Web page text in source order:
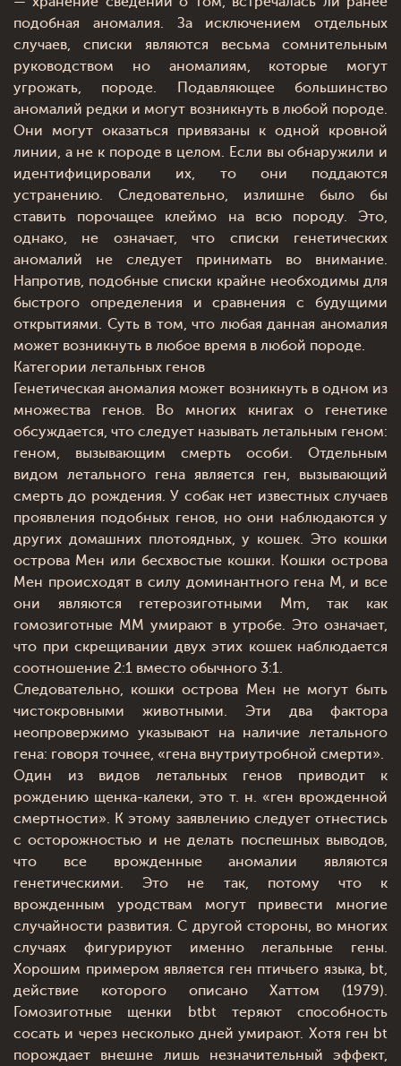
подобная аномалия. За исключением отдельных
случаев, списки являются весьма сомнительным
руководством но аномалиям, которые могут
угрожать, породе. Подавляющее большинство
аномалий редки и могут возникнуть в любой породе.
Они могут оказаться привязаны к одной кровной
линии, а не к породе в целом. Если вы обнаружили и
идентифицировали их, то они поддаются
устранению. Следовательно, излишне было бы
ставить порочащее клеймо на всю породу. Это,
однако, не означает, что списки генетических
аномалий не следует принимать во внимание.
Напротив, подобные списки крайне необходимы для
быстрого определения и сравнения с будущими
открытиями. Суть в том, что любая данная аномалия
может возникнуть в любое время в любой породе.
Категории летальных генов
Генетическая аномалия может возникнуть в одном из
множества генов. Во многих книгах о генетике
обсуждается, что следует называть летальным геном:
геном, вызывающим смерть особи. Отдельным
видом летального гена является ген, вызывающий
смерть до рождения. У собак нет известных случаев
проявления подобных генов, но они наблюдаются у
других домашних плотоядных, у кошек. Это кошки
острова Мен или бесхвостые кошки. Кошки острова
Мен происходят в силу доминантного гена М, и все
они являются гетерозиготными Mm, так как
гомозиготные MM умирают в утробе. Это означает,
что при скрещивании двух этих кошек наблюдается
соотношение 2:1 вместо обычного 3:1.
Следовательно, кошки острова Мен не могут быть
чистокровными животными. Эти два фактора
неопровержимо указывают на наличие летального
гена: говоря точнее, «гена внутриутробной смерти».
Один из видов летальных генов приводит к
рождению щенка-калеки, это т. н. «ген врожденной
смертности». К этому заявлению следует отнестись
с осторожностью и не делать поспешных выводов,
что все врожденные аномалии являются
генетическими. Это не так, потому что к
врожденным уродствам могут привести многие
случайности развития. С другой стороны, во многих
случаях фигурируют именно легальные гены.
Хорошим примером является ген птичьего языка, bt,
действие которого описано Хаттом (1979).
Гомозиготные щенки btbt теряют способность
сосать и через несколько дней умирают. Хотя ген bt
порождает внешне лишь незначительный эффект,